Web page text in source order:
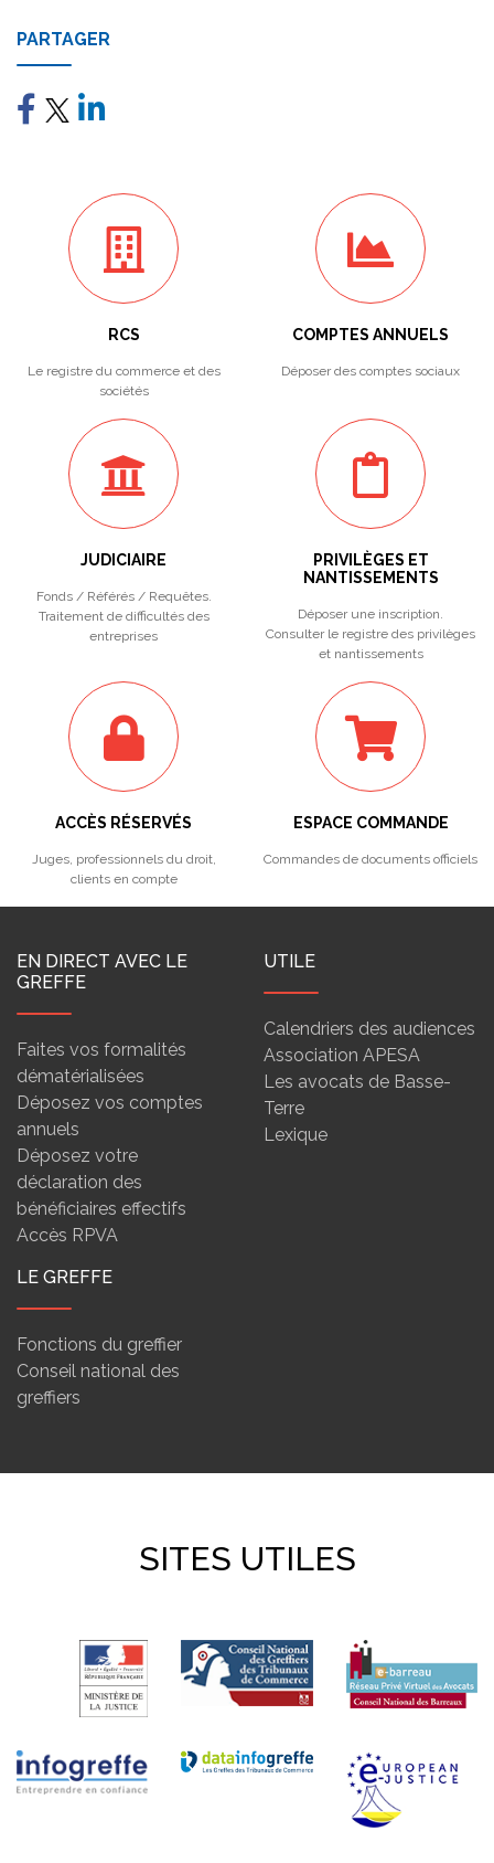
PARTAGER
RCS
Le registre du commerce et des
sociétés
COMPTES ANNUELS
Déposer des comptes sociaux
JUDICIAIRE
Fonds / Référés / Requêtes.
Traitement de difficultés des
entreprises
PRIVILÈGES ET
NANTISSEMENTS
Déposer une inscription.
Consulter le registre des privilèges
et nantissements
ACCÈS RÉSERVÉS
Juges, professionnels du droit,
clients en compte
ESPACE COMMANDE
Commandes de documents officiels
EN DIRECT AVEC LE
GREFFE
Faites vos formalités
dématérialisées
Déposez vos comptes
annuels
Déposez votre
déclaration des
bénéficiaires effectifs
Accès RPVA
UTILE
Calendriers des audiences
Association APESA
Les avocats de Basse-
Terre
Lexique
LE GREFFE
Fonctions du greffier
Conseil national des
greffiers
SITES UTILES